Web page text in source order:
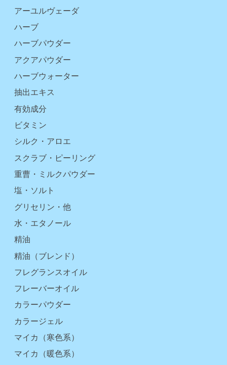
アーユルヴェーダ
ハーブ
ハーブパウダー
アクアパウダー
ハーブウォーター
抽出エキス
有効成分
ビタミン
シルク・アロエ
スクラブ・ピーリング
重曹・ミルクパウダー
塩・ソルト
グリセリン・他
水・エタノール
精油
精油（ブレンド）
フレグランスオイル
フレーバーオイル
カラーパウダー
カラージェル
マイカ（寒色系）
マイカ（暖色系）